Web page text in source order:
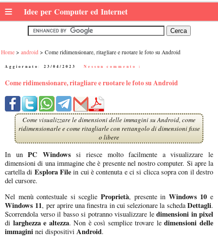
≡ Idee per Computer ed Internet
Home android Come ridimensionare, ritagliare e ruotare le foto su Android
Aggiornato: 23/04/2023 Nessun commento :
Come ridimensionare, ritagliare e ruotare le foto su Android
Come visualizzare le dimensioni delle immagini su Android, come
ridimensionarle e come ritagliarle con rettangolo di dimensioni fisse
o libere
In unPC Windowssi riesce molto facilmente a visualizzare le
dimensioni di una immagine che è presente nel nostro computer. Si apre la
cartella di Esplora File in cui è contenuta e ci si clicca sopra con il destro
del cursore.
Nel menù contestuale si sceglie Proprietà, presente in Windows 10 e
Windows 11, per aprire una finestra in cui selezionare la schedaDettagli.
Scorrendola verso il basso si potranno visualizzare ledimensioni in pixel
di larghezza e altezza. Non è così semplice trovare ledimensioni delle
immagini nei dispositivi Android.